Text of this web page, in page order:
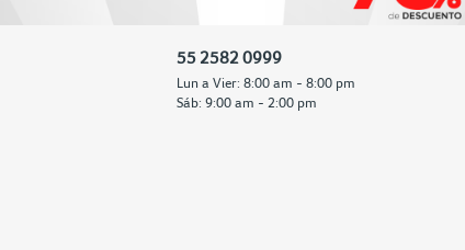
55 2582 0999
Lun a Vier: 8:00 am - 8:00 pm
Sáb: 9:00 am - 2:00 pm